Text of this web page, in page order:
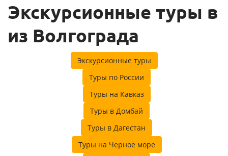
Экскурсионные туры в
из Волгограда
Экскурсионные туры
Туры по России
Туры на Кавказ
Туры в Домбай
Туры в Дагестан
Туры на Черное море